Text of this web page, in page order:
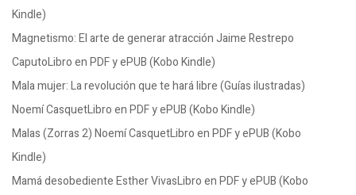
Kindle)
Magnetismo: El arte de generar atracción Jaime Restrepo
CaputoLibro en PDF y ePUB (Kobo Kindle)
Mala mujer: La revolución que te hará libre (Guías ilustradas)
Noemí CasquetLibro en PDF y ePUB (Kobo Kindle)
Malas (Zorras 2) Noemí CasquetLibro en PDF y ePUB (Kobo
Kindle)
Mamá desobediente Esther VivasLibro en PDF y ePUB (Kobo